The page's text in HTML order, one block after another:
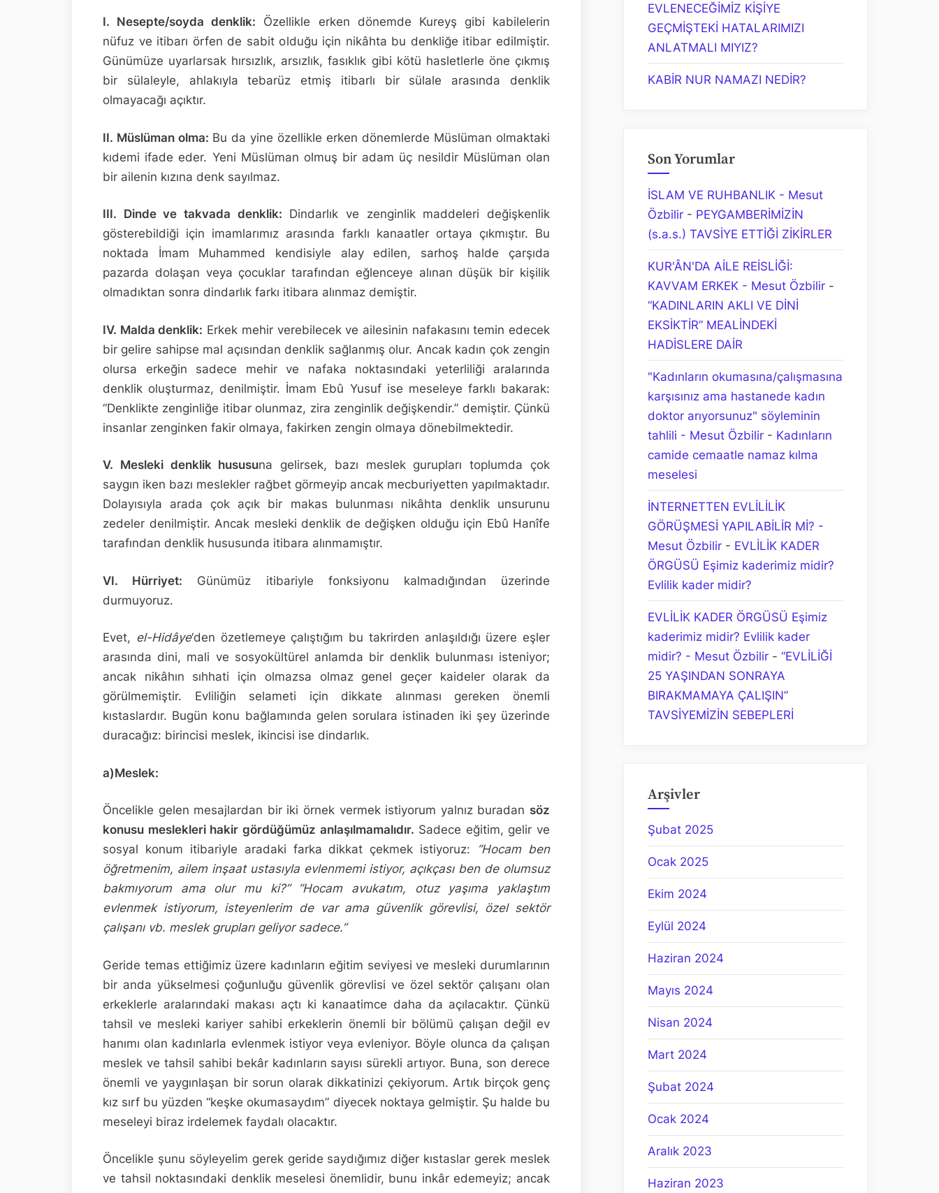
I. Nesepte/soyda denklik: Özellikle erken dönemde Kureyş gibi kabilelerin
nüfuz ve itibarı örfen de sabit olduğu için nikâhta bu denkliğe itibar edilmiştir.
Günümüze uyarlarsak hırsızlık, arsızlık, fasıklık gibi kötü hasletlerle öne çıkmış
bir sülaleyle, ahlakıyla tebarüz etmiş itibarlı bir sülale arasında denklik
olmayacağı açıktır.
II. Müslüman olma: Bu da yine özellikle erken dönemlerde Müslüman olmaktaki
kıdemi ifade eder. Yeni Müslüman olmuş bir adam üç nesildir Müslüman olan
bir ailenin kızına denk sayılmaz.
III. Dinde ve takvada denklik: Dindarlık ve zenginlik maddeleri değişkenlik
gösterebildiği için imamlarımız arasında farklı kanaatler ortaya çıkmıştır. Bu
noktada İmam Muhammed kendisiyle alay edilen, sarhoş halde çarşıda
pazarda dolaşan veya çocuklar tarafından eğlenceye alınan düşük bir kişilik
olmadıktan sonra dindarlık farkı itibara alınmaz demiştir.
IV. Malda denklik: Erkek mehir verebilecek ve ailesinin nafakasını temin edecek
bir gelire sahipse mal açısından denklik sağlanmış olur. Ancak kadın çok zengin
olursa erkeğin sadece mehir ve nafaka noktasındaki yeterliliği aralarında
denklik oluşturmaz, denilmiştir. İmam Ebû Yusuf ise meseleye farklı bakarak:
“Denklikte zenginliğe itibar olunmaz, zira zenginlik değişkendir.” demiştir. Çünkü
insanlar zenginken fakir olmaya, fakirken zengin olmaya dönebilmektedir.
V. Mesleki denklik hususuna gelirsek, bazı meslek gurupları toplumda çok
saygın iken bazı meslekler rağbet görmeyip ancak mecburiyetten yapılmaktadır.
Dolayısıyla arada çok açık bir makas bulunması nikâhta denklik unsurunu
zedeler denilmiştir. Ancak mesleki denklik de değişken olduğu için Ebû Hanîfe
tarafından denklik hususunda itibara alınmamıştır.
VI. Hürriyet: Günümüz itibariyle fonksiyonu kalmadığından üzerinde
durmuyoruz.
Evet, el-Hidâye‘den özetlemeye çalıştığım bu takrirden anlaşıldığı üzere eşler
arasında dini, mali ve sosyokültürel anlamda bir denklik bulunması isteniyor;
ancak nikâhın sıhhati için olmazsa olmaz genel geçer kaideler olarak da
görülmemiştir. Evliliğin selameti için dikkate alınması gereken önemli
kıstaslardır. Bugün konu bağlamında gelen sorulara istinaden iki şey üzerinde
duracağız: birincisi meslek, ikincisi ise dindarlık.
a)Meslek:
Öncelikle gelen mesajlardan bir iki örnek vermek istiyorum yalnız buradan söz
konusu meslekleri hakir gördüğümüz anlaşılmamalıdır. Sadece eğitim, gelir ve
sosyal konum itibariyle aradaki farka dikkat çekmek istiyoruz:
“Hocam ben
öğretmenim, ailem inşaat ustasıyla evlenmemi istiyor, açıkçası ben de olumsuz
bakmıyorum ama olur mu ki?” “Hocam avukatım, otuz yaşıma yaklaştım
evlenmek istiyorum, isteyenlerim de var ama güvenlik görevlisi, özel sektör
çalışanı vb. meslek grupları geliyor sadece.”
Geride temas ettiğimiz üzere kadınların eğitim seviyesi ve mesleki durumlarının
bir anda yükselmesi çoğunluğu güvenlik görevlisi ve özel sektör çalışanı olan
erkeklerle aralarındaki makası açtı ki kanaatimce daha da açılacaktır. Çünkü
tahsil ve mesleki kariyer sahibi erkeklerin önemli bir bölümü çalışan değil ev
hanımı olan kadınlarla evlenmek istiyor veya evleniyor. Böyle olunca da çalışan
meslek ve tahsil sahibi bekâr kadınların sayısı sürekli artıyor. Buna, son derece
önemli ve yaygınlaşan bir sorun olarak dikkatinizi çekiyorum. Artık birçok genç
kız sırf bu yüzden “keşke okumasaydım” diyecek noktaya gelmiştir. Şu halde bu
meseleyi biraz irdelemek faydalı olacaktır.
Öncelikle şunu söyleyelim gerek geride saydığımız diğer kıstaslar gerek meslek
ve tahsil noktasındaki denklik meselesi önemlidir, bunu inkâr edemeyiz; ancak
EVLENECEĞİMİZ KİŞİYE
GEÇMİŞTEKİ HATALARIMIZI
ANLATMALI MIYIZ?
KABİR NUR NAMAZI NEDİR?
Son Yorumlar
İSLAM VE RUHBANLIK - Mesut
Özbilir - PEYGAMBERİMİZİN
(s.a.s.) TAVSİYE ETTİĞİ ZİKİRLER
KUR'ÂN'DA AİLE REİSLİĞİ:
KAVVAM ERKEK - Mesut Özbilir -
“KADINLARIN AKLI VE DİNİ
EKSİKTİR” MEALİNDEKİ
HADİSLERE DAİR
"Kadınların okumasına/çalışmasına
karşısınız ama hastanede kadın
doktor arıyorsunuz" söyleminin
tahlili - Mesut Özbilir - Kadınların
camide cemaatle namaz kılma
meselesi
İNTERNETTEN EVLİLİLİK
GÖRÜŞMESİ YAPILABİLİR Mİ? -
Mesut Özbilir - EVLİLİK KADER
ÖRGÜSÜ Eşimiz kaderimiz midir?
Evlilik kader midir?
EVLİLİK KADER ÖRGÜSÜ Eşimiz
kaderimiz midir? Evlilik kader
midir? - Mesut Özbilir - “EVLİLİĞİ
25 YAŞINDAN SONRAYA
BIRAKMAMAYA ÇALIŞIN”
TAVSİYEMİZİN SEBEPLERİ
Arşivler
Şubat 2025
Ocak 2025
Ekim 2024
Eylül 2024
Haziran 2024
Mayıs 2024
Nisan 2024
Mart 2024
Şubat 2024
Ocak 2024
Aralık 2023
Haziran 2023